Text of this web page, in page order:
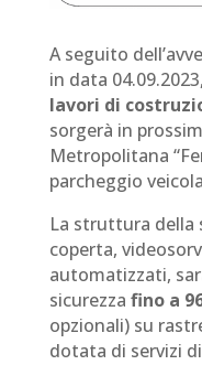
A seguito
in data
lavori di
sorgerà in
Metropolitana
parcheggio
La struttura della
coperta,
automatizzati,
sicurezza fino a
opzionali) su
dotata di servizi